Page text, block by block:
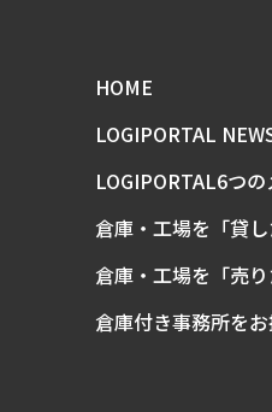
HOME
LOGIPORTAL
LOGIPORTAL6つの
倉庫・工場を「貸
倉庫・工場を「売
倉庫付き事務所を